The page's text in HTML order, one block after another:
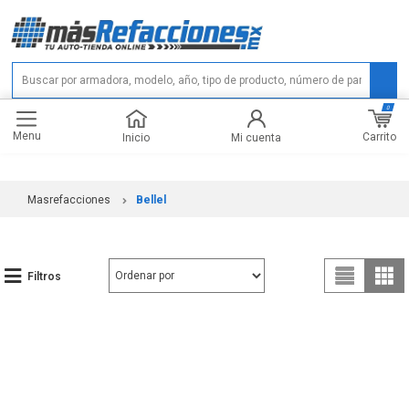
Menu Inicio Mi cuenta Carrito
0
Masrefacciones Bellel
Filtros